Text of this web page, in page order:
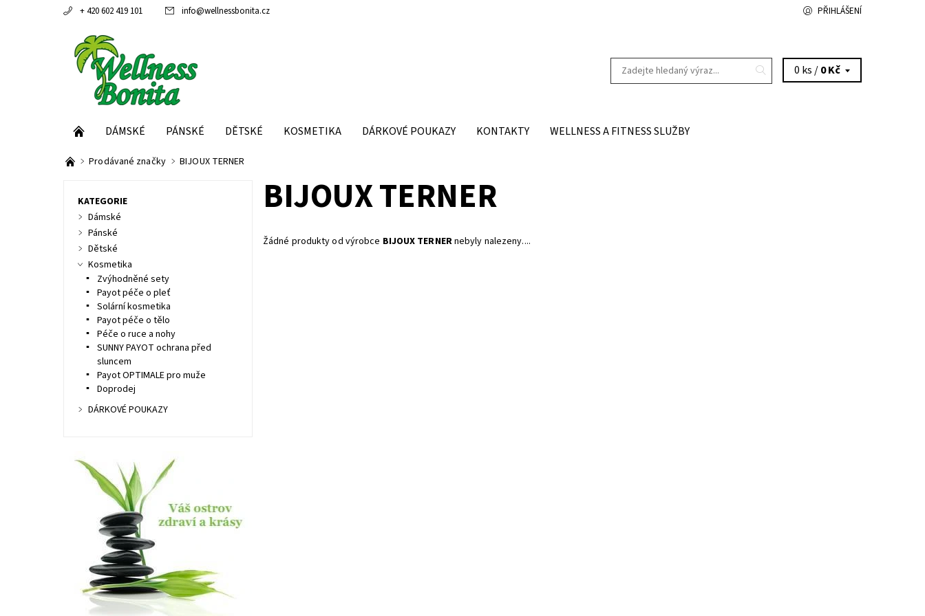
+ 420 602 419 101 info@wellnessbonita.cz PŘIHLÁŠENÍ
0 ks /0 Kč
DÁMSKÉ PÁNSKÉ DĚTSKÉ KOSMETIKA DÁRKOVÉ POUKAZY KONTAKTY WELLNESS A FITNESS SLUŽBY
Prodávané značky BIJOUX TERNER
BIJOUX TERNER
Žádné produkty od výrobce BIJOUX TERNERnebyly nalezeny....
KATEGORIE
Dámské
Pánské
Dětské
Kosmetika
Zvýhodněné sety
Payot péče o pleť
Solární kosmetika
Payot péče o tělo
Péče o ruce a nohy
SUNNY PAYOT ochrana před
sluncem
Payot OPTIMALE pro muže
Doprodej
DÁRKOVÉ POUKAZY